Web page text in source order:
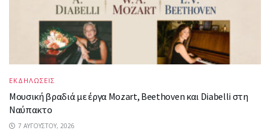
ΕΚΔΗΛΩΣΕΙΣ
Μουσική βραδιά με έργα Mozart, Beethoven και Diabelli στη
Ναύπακτο
7 ΑΥΓΟΎΣΤΟΥ, 2026